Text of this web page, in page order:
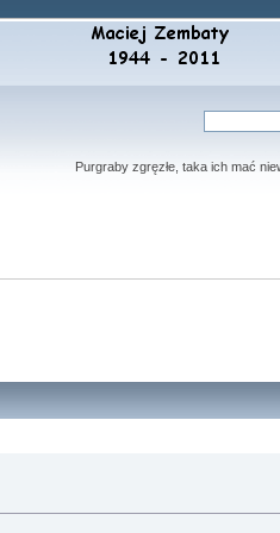
Purgraby zgręzłe, taka ich mać